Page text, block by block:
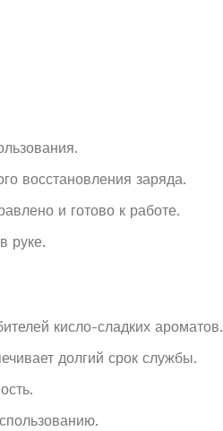
восстановления заряда.
и готово к работе.
руке.
кисло-сладких ароматов.
долгий срок службы.